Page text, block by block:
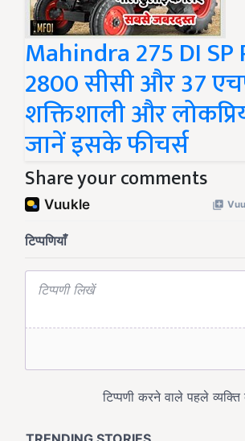
Mahindra 275 DI SP
2800 सीसी और 37
शक्तिशाली और
जानें इसके फीचर्स
Share your comments